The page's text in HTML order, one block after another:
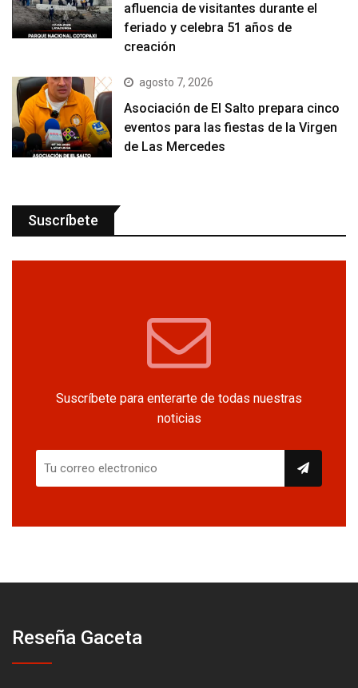
afluencia de visitantes durante el
feriado y celebra 51 años de
creación
agosto 7, 2026
Asociación de El Salto prepara cinco
eventos para las fiestas de la Virgen
de Las Mercedes
Suscríbete
Suscríbete para enterarte de todas nuestras
noticias
Reseña Gaceta